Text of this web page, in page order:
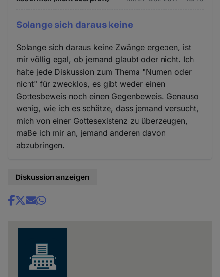
Solange sich daraus keine
Solange sich daraus keine Zwänge ergeben, ist
mir völlig egal, ob jemand glaubt oder nicht. Ich
halte jede Diskussion zum Thema "Numen oder
nicht" für zwecklos, es gibt weder einen
Gottesbeweis noch einen Gegenbeweis. Genauso
wenig, wie ich es schätze, dass jemand versucht,
mich von einer Gottesexistenz zu überzeugen,
maße ich mir an, jemand anderen davon
abzubringen.
Diskussion anzeigen
Share